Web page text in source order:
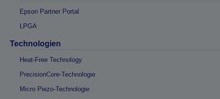
Epson Partner Portal
LPGA
Technologien
Heat-Free Technology
PrecisionCore-Technologie
Micro Piezo-Technologie